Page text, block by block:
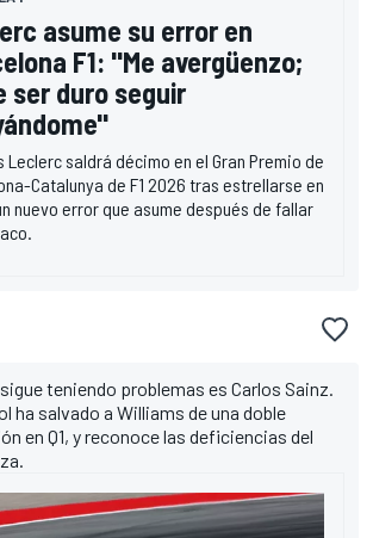
asume su error en
F1: "Me avergüenzo;
ser duro seguir
Leclerc saldrá décimo en el Gran Premio de
Catalunya de F1 2026 tras estrellarse en
nuevo error que asume después de fallar
teniendo problemas es Carlos Sainz.
ha salvado a Williams de una doble
en Q1, y reconoce las deficiencias del